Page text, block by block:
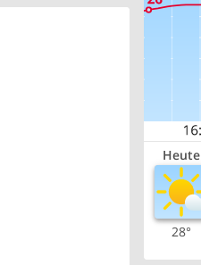
Heute
28°